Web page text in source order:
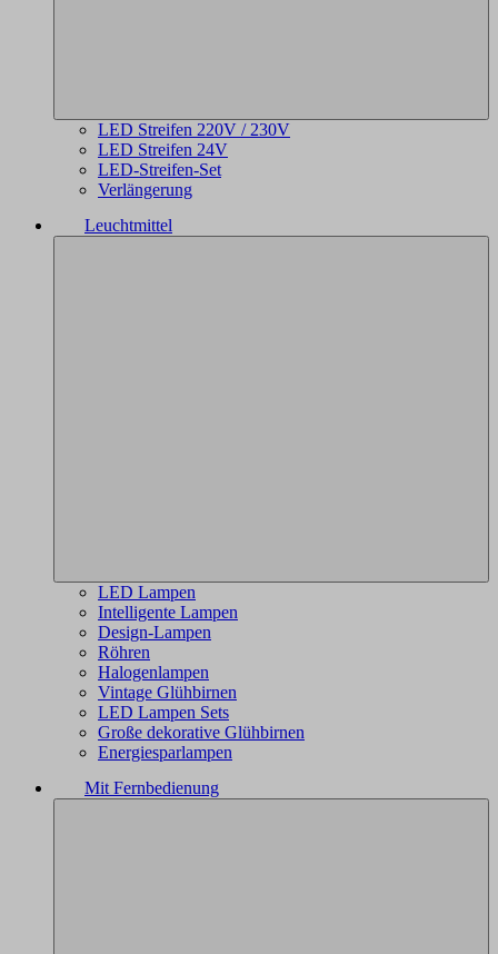
LED Streifen 220V / 230V
LED Streifen 24V
LED-Streifen-Set
Verlängerung
Leuchtmittel
LED Lampen
Intelligente Lampen
Design-Lampen
Röhren
Halogenlampen
Vintage Glühbirnen
LED Lampen Sets
Große dekorative Glühbirnen
Energiesparlampen
Mit Fernbedienung